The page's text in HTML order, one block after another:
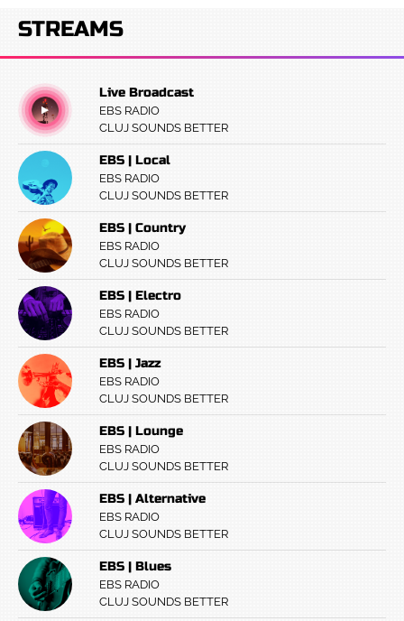
STREAMS
Live Broadcast
EBS RADIO
CLUJ SOUNDS BETTER
EBS | Local
EBS RADIO
CLUJ SOUNDS BETTER
EBS | Country
EBS RADIO
CLUJ SOUNDS BETTER
EBS | Electro
EBS RADIO
CLUJ SOUNDS BETTER
EBS | Jazz
EBS RADIO
CLUJ SOUNDS BETTER
EBS | Lounge
EBS RADIO
CLUJ SOUNDS BETTER
EBS | Alternative
EBS RADIO
CLUJ SOUNDS BETTER
EBS | Blues
EBS RADIO
CLUJ SOUNDS BETTER